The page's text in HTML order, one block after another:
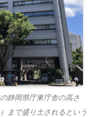
静岡県庁東庁舎の高さ
まで盛り土されるという